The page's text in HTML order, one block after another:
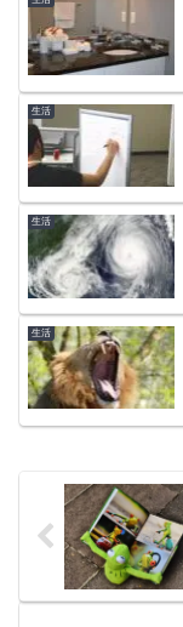
生活
生活
生活